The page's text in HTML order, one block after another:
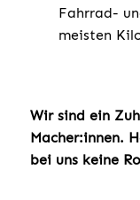
Fahrrad-
meisten
Wir sind ein
Macher:innen.
bei uns keine